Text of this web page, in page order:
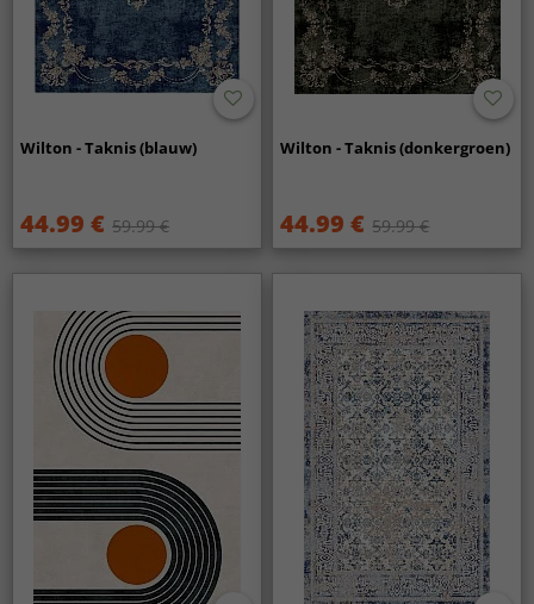
Wilton - Taknis (blauw)
44.99 € 59.99 €
Wilton - Taknis (donkergroen)
44.99 € 59.99 €